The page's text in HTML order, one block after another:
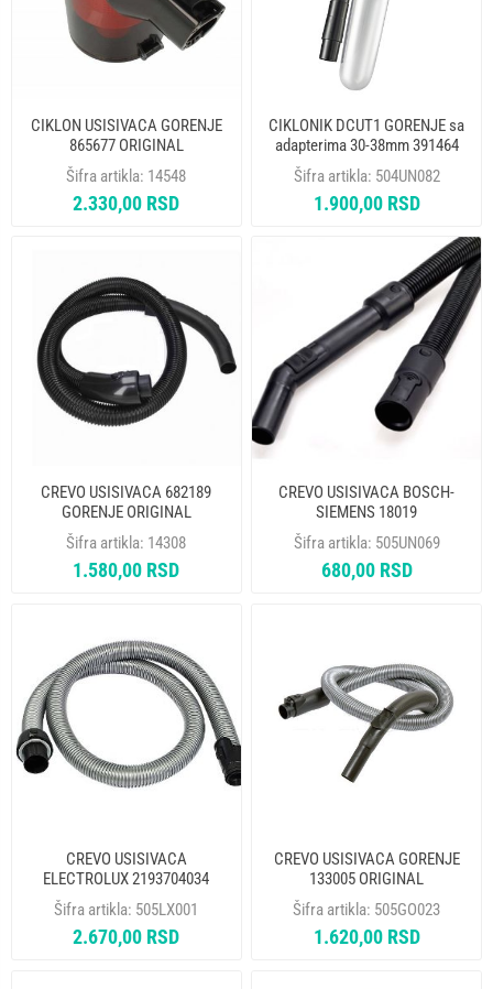
CIKLON USISIVACA GORENJE
865677 ORIGINAL
Šifra artikla: 14548
2.330,00 RSD
CIKLONIK DCUT1 GORENJE sa
adapterima 30-38mm 391464
ORIGINAL
Šifra artikla: 504UN082
1.900,00 RSD
CREVO USISIVACA 682189
GORENJE ORIGINAL
Šifra artikla: 14308
1.580,00 RSD
CREVO USISIVACA BOSCH-
SIEMENS 18019
Šifra artikla: 505UN069
680,00 RSD
CREVO USISIVACA
ELECTROLUX 2193704034
00804144
Šifra artikla: 505LX001
2.670,00 RSD
CREVO USISIVACA GORENJE
133005 ORIGINAL
Šifra artikla: 505GO023
1.620,00 RSD